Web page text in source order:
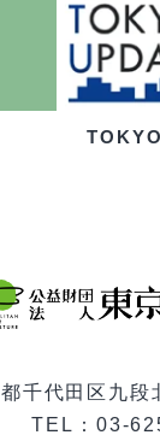
千代田区九
TEL：03-